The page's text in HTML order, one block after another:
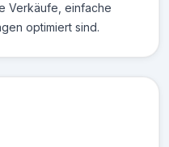
Verkäufe, einfache
optimiert sind.